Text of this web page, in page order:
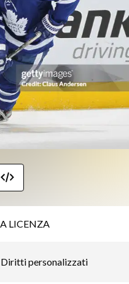
LICENZA
Diritti personalizzati